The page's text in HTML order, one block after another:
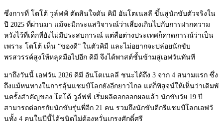
ซึ่งการที่ โตโต้ วูล์ฟฟ์ ตัดสินใจดัน คิมี อันโตเนลลี ขึ้นสู่นักขับตัวจริงใน
ปี 2025 ที่ผ่านมา แม้จะมีกระแสวิจารณ์ว่าเสี่ยงเกินไปกับการฝากความ
หวังไว้ที่เด็กที่ยังไม่มีประสบการณ์ แต่สื่อต่างประเทศก็คาดการณ์ว่าเป็น
เพราะ โตโต้ เห็น “ของดี” ในตัวคิมี และไม่อยากจะปล่อยนักขับ
พรสวรรค์สูงให้หลุดมือไปอีก คิมี จึงได้พาสต์ชั้นข้ามสู่เอฟวันทันที
มาถึงวันนี้ เอฟวัน 2026 คิมี อันโตเนลลี ชนะได้ถึง 3 จาก 4 สนามแรก ซึ่ง
ถึงแม้หนทางในการลุ้นแชมป์ โลกยังอีกยาวไกล แต่ก็พิสูจน์ให้เห็นว่าเดิมพั
นครั้งสำคัญของ โตโต้ วูล์ฟฟ์ เริ่มผลิดอกออกผลแล้ว นักขับวัย 19 ปี
สามารถต่อกรกับนักขับรุ่นพี่อีก 21 คน รวมถึงนักขับดีกรีแชมป์โลกเอฟวั
นทั้ง 4 คนในปีนี้ได้ชนิดไม่ต้องหวั่นเกรงศักดิ์ศรี